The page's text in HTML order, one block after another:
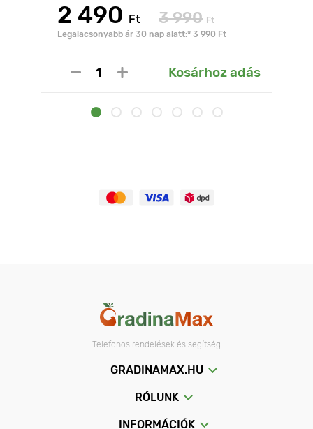
2 490 Ft 3 990 Ft
Legalacsonyabb ár 30 nap alatt:* 3 990 Ft
Kosárhoz adás
Telefonos rendelések és segítség
GRADINAMAX.HU
RÓLUNK
INFORMÁCIÓK